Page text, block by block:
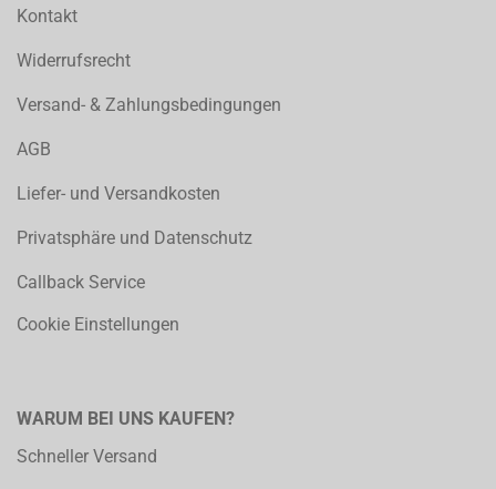
Kontakt
Widerrufsrecht
Versand- & Zahlungsbedingungen
AGB
Liefer- und Versandkosten
Privatsphäre und Datenschutz
Callback Service
Cookie Einstellungen
WARUM BEI UNS KAUFEN?
Schneller Versand